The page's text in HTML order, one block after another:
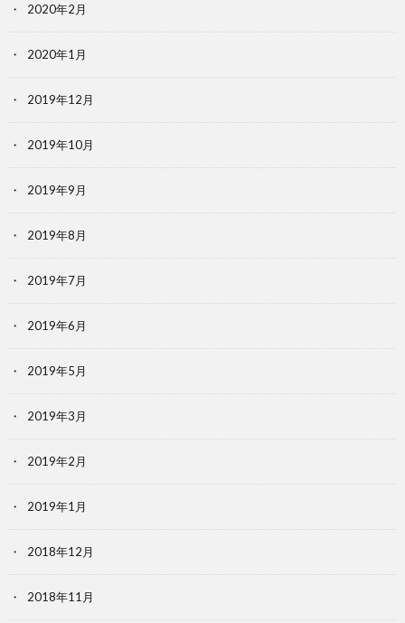
2020年2月
2020年1月
2019年12月
2019年10月
2019年9月
2019年8月
2019年7月
2019年6月
2019年5月
2019年3月
2019年2月
2019年1月
2018年12月
2018年11月